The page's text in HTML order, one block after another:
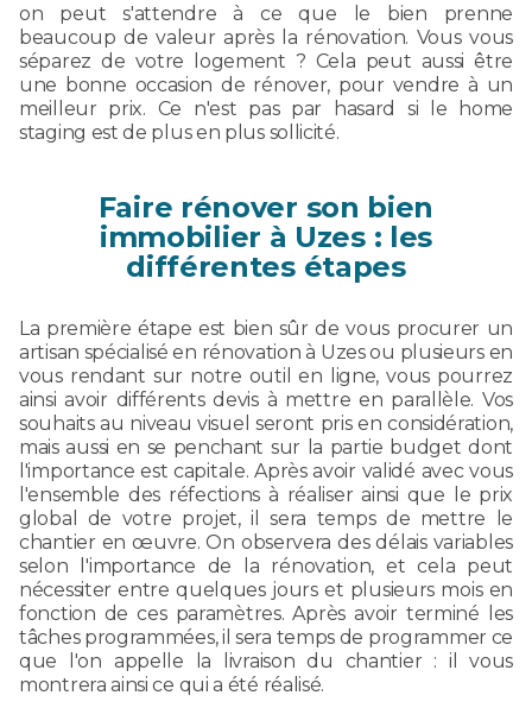
on peut s'attendre à ce que le bien prenne
beaucoup de valeur après la rénovation. Vous vous
séparez de votre logement ? Cela peut aussi être
une bonne occasion de rénover, pour vendre à un
meilleur prix. Ce n'est pas par hasard si le home
staging est de plus en plus sollicité.
Faire rénover son bien
immobilier à Uzes : les
différentes étapes
La première étape est bien sûr de vous procurer un
artisan spécialisé en rénovation à Uzes ou plusieurs en
vous rendant sur notre outil en ligne, vous pourrez
ainsi avoir différents devis à mettre en parallèle. Vos
souhaits au niveau visuel seront pris en considération,
mais aussi en se penchant sur la partie budget dont
l'importance est capitale. Après avoir validé avec vous
l'ensemble des réfections à réaliser ainsi que le prix
global de votre projet, il sera temps de mettre le
chantier en œuvre. On observera des délais variables
selon l'importance de la rénovation, et cela peut
nécessiter entre quelques jours et plusieurs mois en
fonction de ces paramètres. Après avoir terminé les
tâches programmées, il sera temps de programmer ce
que l'on appelle la livraison du chantier : il vous
montrera ainsi ce qui a été réalisé.